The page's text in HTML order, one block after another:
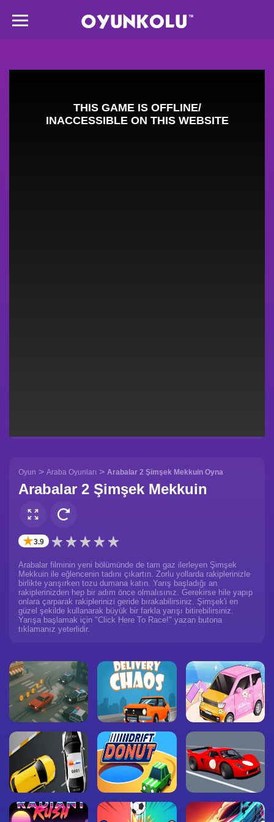
Oyun > Araba Oyunları > Arabalar 2 Şimşek Mekkuin Oyna
Arabalar 2 Şimşek Mekkuin
✭3.9
Arabalar filminin yeni bölümünde de tam gaz ilerleyen Şimşek
Mekkuin ile eğlencenin tadını çıkartın. Zorlu yollarda rakiplerinizle
birlikte yarışırken tozu dumana katın. Yarış başladığı an
rakiplerinizden hep bir adım önce olmalısınız. Gerekirse hile yapıp
onlara çarparak rakiplerinizi geride bırakabilirsiniz. Şimşek'i en
güzel şekilde kullanarak büyük bir farkla yarışı bitirebilirsiniz.
Yarışa başlamak için "Click Here To Race!" yazan butona
tıklamanız yeterlidir.